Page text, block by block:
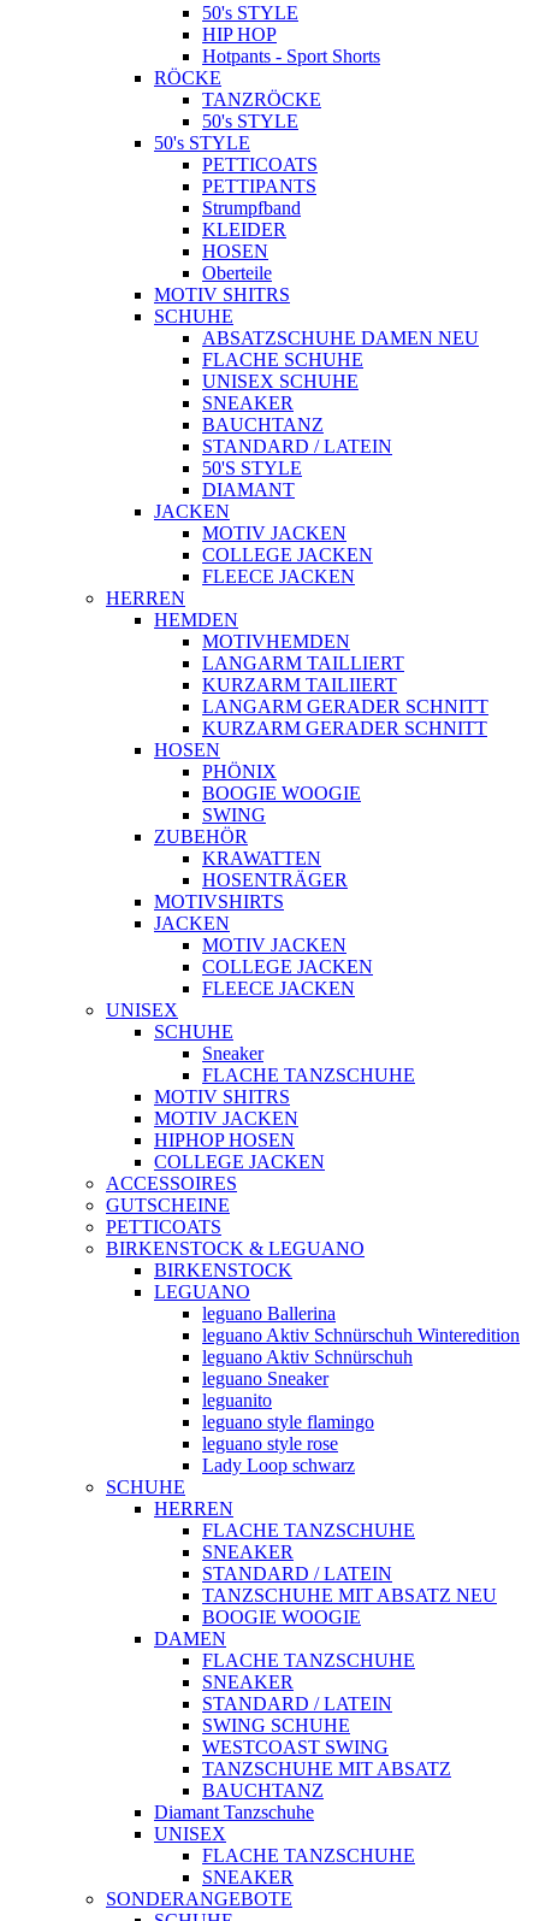
50's STYLE
HIP HOP
Hotpants - Sport Shorts
RÖCKE
TANZRÖCKE
50's STYLE
50's STYLE
PETTICOATS
PETTIPANTS
Strumpfband
KLEIDER
HOSEN
Oberteile
MOTIV SHITRS
SCHUHE
ABSATZSCHUHE DAMEN NEU
FLACHE SCHUHE
UNISEX SCHUHE
SNEAKER
BAUCHTANZ
STANDARD / LATEIN
50'S STYLE
DIAMANT
JACKEN
MOTIV JACKEN
COLLEGE JACKEN
FLEECE JACKEN
HERREN
HEMDEN
MOTIVHEMDEN
LANGARM TAILLIERT
KURZARM TAILIIERT
LANGARM GERADER SCHNITT
KURZARM GERADER SCHNITT
HOSEN
PHÖNIX
BOOGIE WOOGIE
SWING
ZUBEHÖR
KRAWATTEN
HOSENTRÄGER
MOTIVSHIRTS
JACKEN
MOTIV JACKEN
COLLEGE JACKEN
FLEECE JACKEN
UNISEX
SCHUHE
Sneaker
FLACHE TANZSCHUHE
MOTIV SHITRS
MOTIV JACKEN
HIPHOP HOSEN
COLLEGE JACKEN
ACCESSOIRES
GUTSCHEINE
PETTICOATS
BIRKENSTOCK & LEGUANO
BIRKENSTOCK
LEGUANO
leguano Ballerina
leguano Aktiv Schnürschuh Winteredition
leguano Aktiv Schnürschuh
leguano Sneaker
leguanito
leguano style flamingo
leguano style rose
Lady Loop schwarz
SCHUHE
HERREN
FLACHE TANZSCHUHE
SNEAKER
STANDARD / LATEIN
TANZSCHUHE MIT ABSATZ NEU
BOOGIE WOOGIE
DAMEN
FLACHE TANZSCHUHE
SNEAKER
STANDARD / LATEIN
SWING SCHUHE
WESTCOAST SWING
TANZSCHUHE MIT ABSATZ
BAUCHTANZ
Diamant Tanzschuhe
UNISEX
FLACHE TANZSCHUHE
SNEAKER
SONDERANGEBOTE